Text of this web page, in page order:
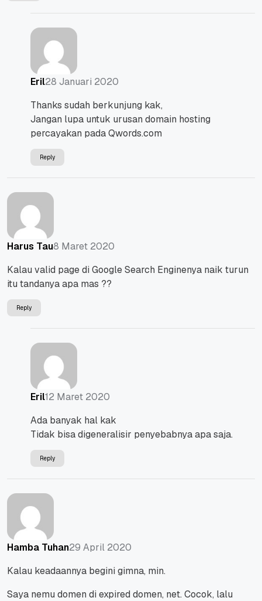
Eril28 Januari 2020
Thanks sudah berkunjung kak,
Jangan lupa untuk urusan domain hosting
percayakan pada Qwords.com
Reply
Harus Tau8 Maret 2020
Kalau valid page di Google Search Enginenya naik turun
itu tandanya apa mas ??
Reply
Eril12 Maret 2020
Ada banyak hal kak
Tidak bisa digeneralisir penyebabnya apa saja.
Reply
Hamba Tuhan29 April 2020
Kalau keadaannya begini gimna, min.
Saya nemu domen di expired domen, net. Cocok, lalu